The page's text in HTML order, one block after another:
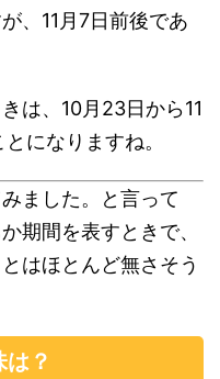
、11月7日前後であ
は、10月23日から11
になりますね。
ました。と言って
期間を表すときで、
はほとんど無さそう
は？